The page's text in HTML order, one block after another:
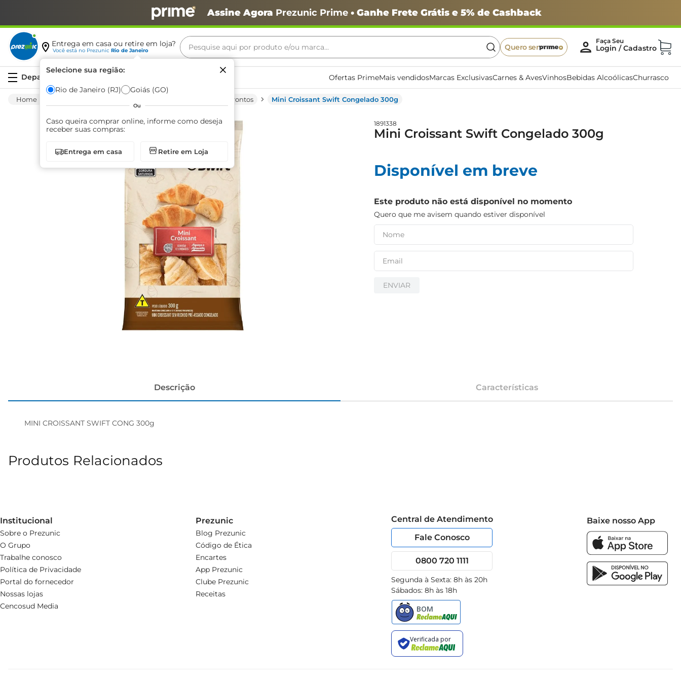
Assine Agora Prezunic Prime• Ganhe Frete Grátis e 5% de Cashback
Entrega em casa ou retire em loja?
Você está no Prezunic Rio de Janeiro
Selecione sua região:
Rio de Janeiro (RJ) Goiás (GO)
Ou
Caso queira comprar online, informe como deseja
receber suas compras:
Entrega em casa Retire em Loja
Pesquise aqui por produto e/ou marca...
Quero ser
Ofertas PrimeMais vendidosMarcas ExclusivasCarnes & AvesVinhosBebidas AlcoólicasChurrasco
Outros Pratos Prontos Mini Croissant Swift Congelado 300g
1891338
Mini Croissant Swift Congelado 300g
Disponível em breve
Este produto não está disponível no momento
Quero que me avisem quando estiver disponível
ENVIAR
Descrição Características
MINI CROISSANT SWIFT CONG 300g
Produtos Relacionados
Institucional
Sobre o Prezunic
O Grupo
Trabalhe conosco
Política de Privacidade
Portal do fornecedor
Nossas lojas
Cencosud Media
Prezunic
Blog Prezunic
Código de Ética
Encartes
App Prezunic
Clube Prezunic
Receitas
Central de Atendimento
Fale Conosco
0800 720 1111
Segunda à Sexta: 8h às 20h
Sábados: 8h às 18h
Baixe nosso App
Termos mais buscados
café
biscoito
azeite
arroz
iogurte
papel higiênico
cerveja